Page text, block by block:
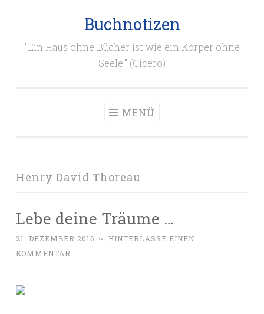
Buchnotizen
"Ein Haus ohne Bücher ist wie ein Körper ohne
Seele." (Cicero)
MENÜ
Henry David Thoreau
Lebe deine Träume …
21. DEZEMBER 2016 ~
HINTERLASSE EINEN
KOMMENTAR